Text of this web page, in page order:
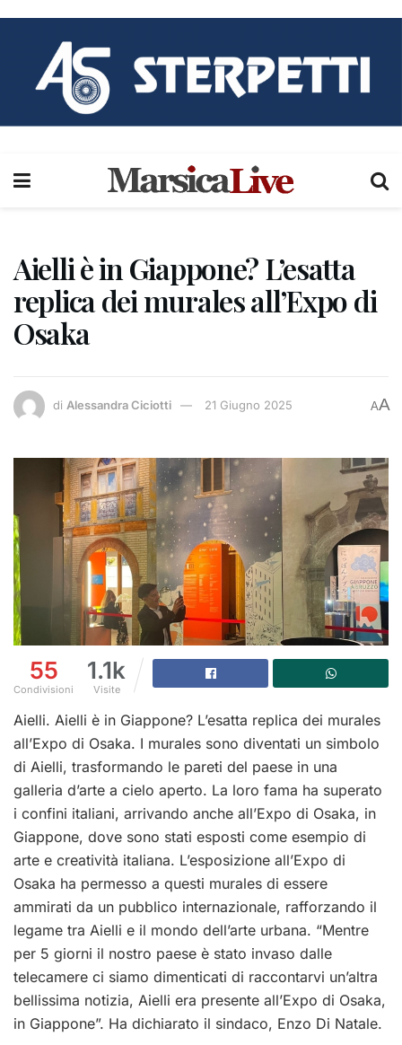
Aielli è in Giappone? L’esatta
replica dei murales all’Expo di
Osaka
di Alessandra Ciciotti 21 Giugno 2025 AA
55
Condivisioni
1.1k
Visite
Aielli. Aielli è in Giappone? L’esatta replica dei murales
all’Expo di Osaka. I murales sono diventati un simbolo
di Aielli, trasformando le pareti del paese in una
galleria d’arte a cielo aperto. La loro fama ha superato
i confini italiani, arrivando anche all’Expo di Osaka, in
Giappone, dove sono stati esposti come esempio di
arte e creatività italiana. L’esposizione all’Expo di
Osaka ha permesso a questi murales di essere
ammirati da un pubblico internazionale, rafforzando il
legame tra Aielli e il mondo dell’arte urbana. “Mentre
per 5 giorni il nostro paese è stato invaso dalle
telecamere ci siamo dimenticati di raccontarvi un’altra
bellissima notizia, Aielli era presente all’Expo di Osaka,
in Giappone”. Ha dichiarato il sindaco, Enzo Di Natale.